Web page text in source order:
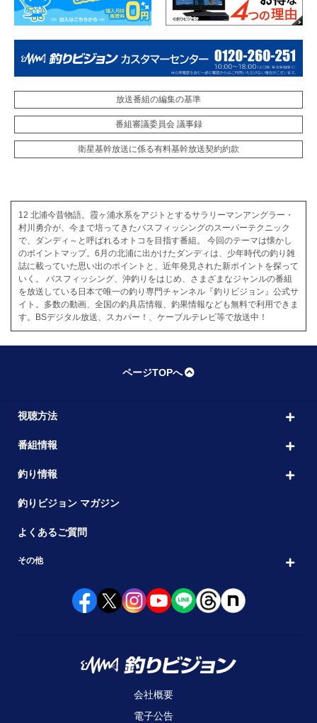
放送番組の編集の基準
番組審議委員会 議事録
衛星基幹放送に係る有料基幹放送契約約款
12 北浦今昔物語。霞ヶ浦水系をアジトとするサラリーマンアングラー・
村川勇介が、今まで培ってきたバスフィッシングのスーパーテクニック
で、ダンディ～と呼ばれるオトコを目指す番組。 今回のテーマは懐かし
のポイントマップ。6月の北浦に出かけたダンディは、少年時代の釣り雑
誌に載っていた思い出のポイントと、近年発見された新ポイントを探って
いく。 バスフィッシング、沖釣りをはじめ、さまざまなジャンルの番組
を放送している日本で唯一の釣り専門チャンネル『釣りビジョン』公式サ
イト。多数の動画、全国の釣具店情報、釣果情報なども無料で利用できま
す。BSデジタル放送、スカパー！、ケーブルテレビ等で放送中！
ページTOPへ
視聴方法
番組情報
釣り情報
釣りビジョン マガジン
よくあるご質問
その他
会社概要
電子公告